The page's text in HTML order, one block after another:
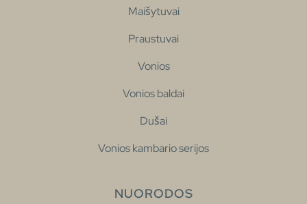
Maišytuvai
Praustuvai
Vonios
Vonios baldai
Dušai
Vonios kambario serijos
NUORODOS